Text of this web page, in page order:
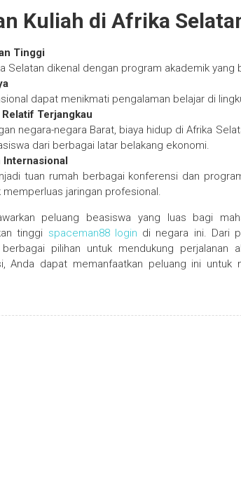
Kuliah di Afrika
Tinggi
Selatan dikenal dengan program akademik
dapat menikmati pengalaman belajar di
Terjangkau
negara-negara Barat, biaya hidup di Afrika
dari berbagai latar belakang ekonomi.
Internasional
tuan rumah berbagai konferensi dan
jaringan profesional.
peluang beasiswa yang luas bagi
tinggi spaceman88 login di negara ini. Dari
pilihan untuk mendukung perjalanan
Anda dapat memanfaatkan peluang ini untuk